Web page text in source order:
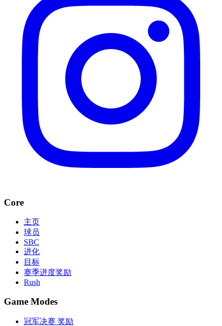
Core
主页
球员
SBC
进化
目标
赛季进度奖励
Rush
Game Modes
冠军决赛 奖励